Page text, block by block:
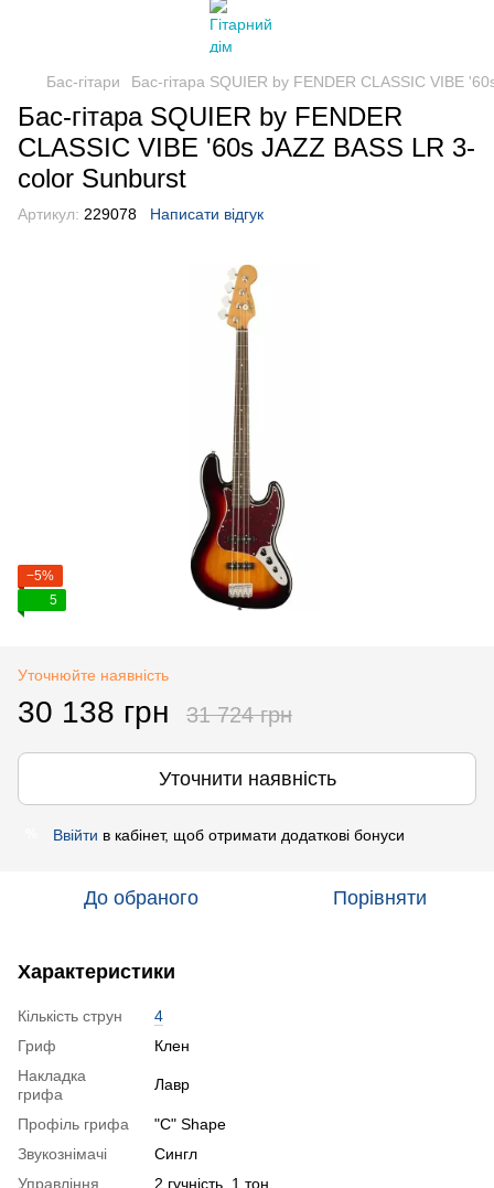
Бас-гітари Бас-гітара SQUIER by FENDER CLASSIC VIBE
Бас-гітара SQUIER by FENDER
CLASSIC VIBE '60s JAZZ BASS LR 3-
color Sunburst
Артикул: 229078 Написати відгук
−5%
5
Уточнюйте наявність
30 138 грн 31 724 грн
Уточнити наявність
Ввійти в кабінет, щоб отримати додаткові бонуси
До обраного Порівняти
Характеристики
Кількість струн
4
Гриф
Клен
Накладка
грифа
Лавр
Профіль грифа
"C" Shape
Звукознімачі
Сингл
Управління
2 гучність, 1 тон